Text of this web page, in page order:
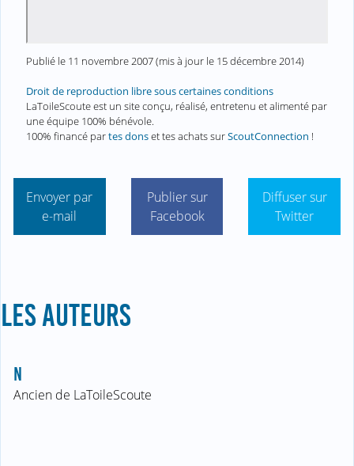
Publié le 11 novembre 2007(mis à jour le 15 décembre 2014)
Droit de reproduction libre sous certaines conditions
LaToileScoute est un site conçu, réalisé, entretenu et alimenté par
une équipe 100% bénévole.
100% financé partes donset tes achats surScoutConnection !
Envoyer par
e-mail
Publier sur
Facebook
Diffuser sur
Twitter
LES AUTEURS
N
Ancien de LaToileScoute